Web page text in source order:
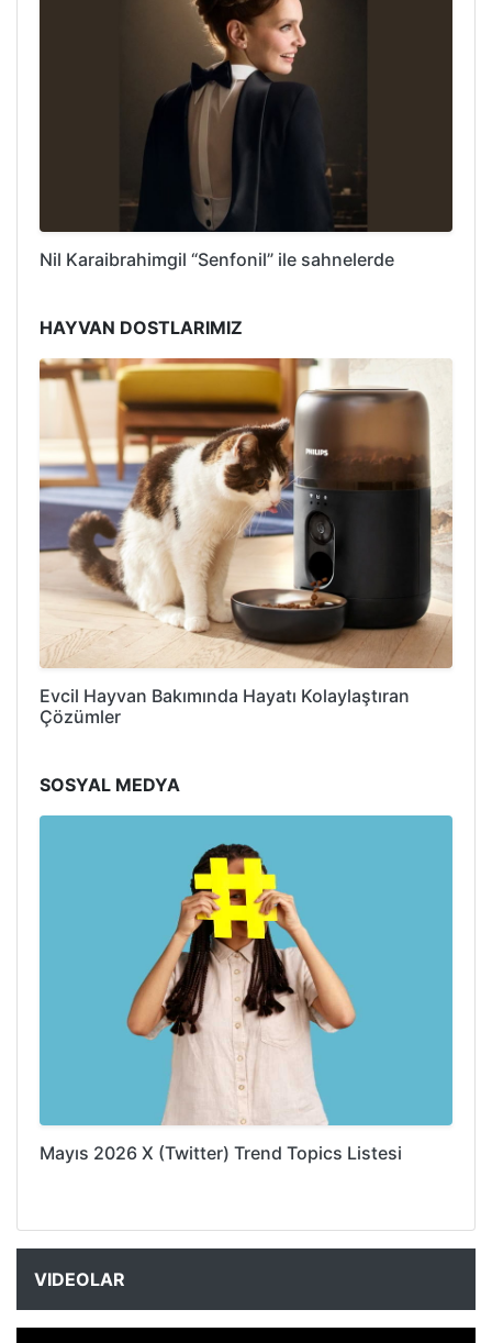
Nil Karaibrahimgil “Senfonil” ile sahnelerde
HAYVAN DOSTLARIMIZ
Evcil Hayvan Bakımında Hayatı Kolaylaştıran
Çözümler
SOSYAL MEDYA
Mayıs 2026 X (Twitter) Trend Topics Listesi
VIDEOLAR